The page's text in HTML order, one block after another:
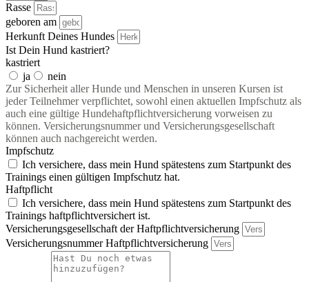
Rasse
geboren am
Herkunft Deines Hundes
Ist Dein Hund kastriert?
kastriert
ja
nein
Zur Sicherheit aller Hunde und Menschen in unseren Kursen ist
jeder Teilnehmer verpflichtet, sowohl einen aktuellen Impfschutz als
auch eine gültige Hundehaftpflichtversicherung vorweisen zu
können. Versicherungsnummer und Versicherungsgesellschaft
können auch nachgereicht werden.
Impfschutz
Ich versichere, dass mein Hund spätestens zum Startpunkt des
Trainings einen gültigen Impfschutz hat.
Haftpflicht
Ich versichere, dass mein Hund spätestens zum Startpunkt des
Trainings haftpflichtversichert ist.
Versicherungsgesellschaft der Haftpflichtversicherung
Versicherungsnummer Haftpflichtversicherung